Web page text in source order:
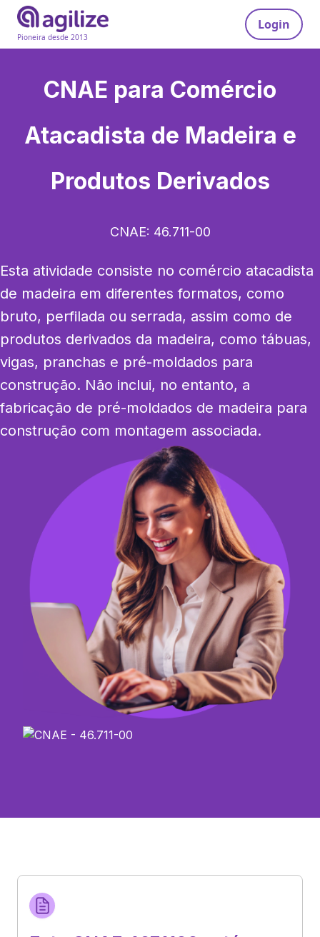
Pioneira desde 2013
Login
CNAE para Comércio
Atacadista de Madeira e
Produtos Derivados
CNAE: 46.711-00
Esta atividade consiste no comércio atacadista
de madeira em diferentes formatos, como
bruto, perfilada ou serrada, assim como de
produtos derivados da madeira, como tábuas,
vigas, pranchas e pré-moldados para
construção. Não inclui, no entanto, a
fabricação de pré-moldados de madeira para
construção com montagem associada.